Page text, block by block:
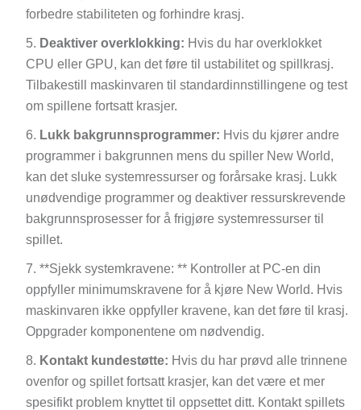
forbedre stabiliteten og forhindre krasj.
Deaktiver overklokking: Hvis du har overklokket
CPU eller GPU, kan det føre til ustabilitet og spillkrasj.
Tilbakestill maskinvaren til standardinnstillingene og test
om spillene fortsatt krasjer.
Lukk bakgrunnsprogrammer: Hvis du kjører andre
programmer i bakgrunnen mens du spiller New World,
kan det sluke systemressurser og forårsake krasj. Lukk
unødvendige programmer og deaktiver ressurskrevende
bakgrunnsprosesser for å frigjøre systemressurser til
spillet.
**Sjekk systemkravene: ** Kontroller at PC-en din
oppfyller minimumskravene for å kjøre New World. Hvis
maskinvaren ikke oppfyller kravene, kan det føre til krasj.
Oppgrader komponentene om nødvendig.
Kontakt kundestøtte: Hvis du har prøvd alle trinnene
ovenfor og spillet fortsatt krasjer, kan det være et mer
spesifikt problem knyttet til oppsettet ditt. Kontakt spillets